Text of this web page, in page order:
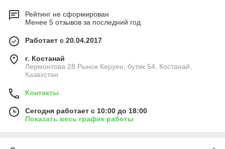
Рейтинг не сформирован
Менее 5 отзывов за последний год
Работает с 20.04.2017
г. Костанай
Лермонтова 28 Рынок Керуен, бутик 54, Костанай,
Казахстан
Контакты
Сегодня работает с 10:00 до 18:00
Показать весь график работы